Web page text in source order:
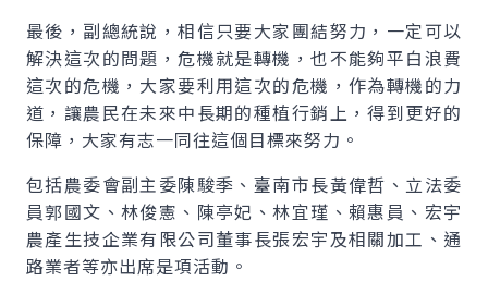
最後，副總統說，相信只要大家團結努力，一定可以
解決這次的問題，危機就是轉機，也不能夠平白浪費
這次的危機，大家要利用這次的危機，作為轉機的力
道，讓農民在未來中長期的種植行銷上，得到更好的
保障，大家有志一同往這個目標來努力。
包括農委會副主委陳駿季、臺南市長黃偉哲、立法委
員郭國文、林俊憲、陳亭妃、林宜瑾、賴惠員、宏宇
農產生技企業有限公司董事長張宏宇及相關加工、通
路業者等亦出席是項活動。